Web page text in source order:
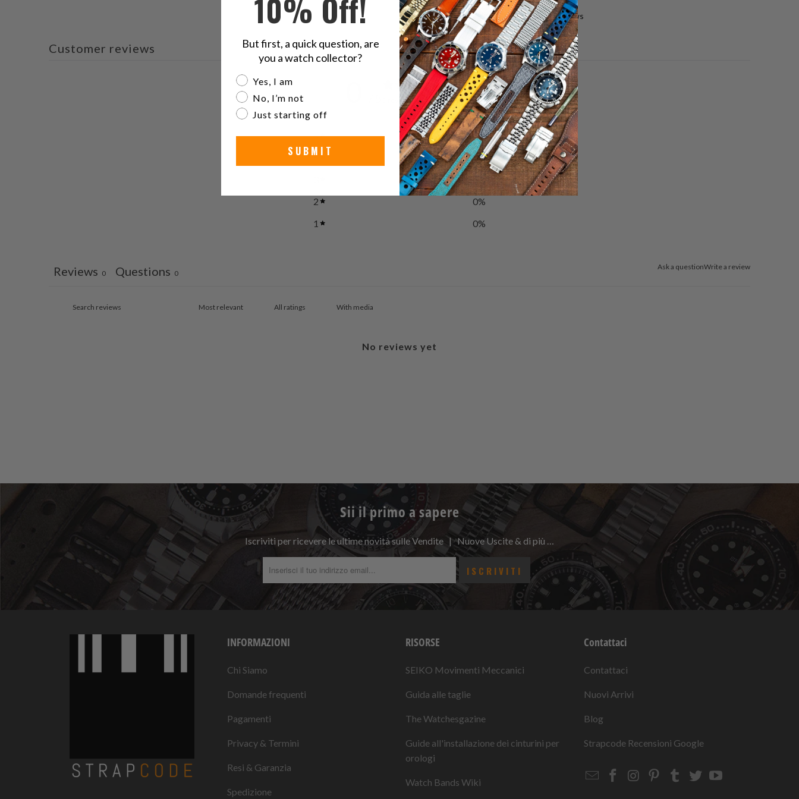
0 reviews
Customer reviews
0 reviews
5 0%
4
0%
0%
2
0%
1
0%
Ask a questionWrite a review
Reviews 0 Questions 0
With media
No reviews yet
Sii il primo a sapere
Iscriviti per ricevere le ultime novità sulle Vendite | Nuove Uscite & di più …
INFORMAZIONI
Chi Siamo
Domande frequenti
Pagamenti
Privacy & Termini
Resi & Garanzia
Spedizione
RISORSE
SEIKO Movimenti Meccanici
Guida alle taglie
The Watchesgazine
Guide all'installazione dei cinturini per
orologi
Watch Bands Wiki
Contattaci
Contattaci
Nuovi Arrivi
Blog
Strapcode Recensioni Google
EmailStrapcode
Strapcode
Strapcode
Strapcode
Strapcode
10% Off!
But first, a quick question, are
you a watch collector?
Are you a watch collector?
Yes, I am
No, I’m not
Just starting off
SUBMIT